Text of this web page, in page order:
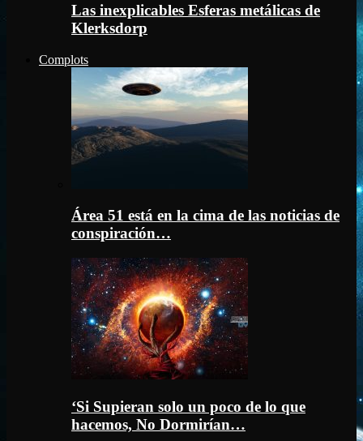
Las inexplicables Esferas metálicas de
Klerksdorp
Complots
Área 51 está en la cima de las noticias de
conspiración…
‘Si Supieran solo un poco de lo que
hacemos, No Dormirían…